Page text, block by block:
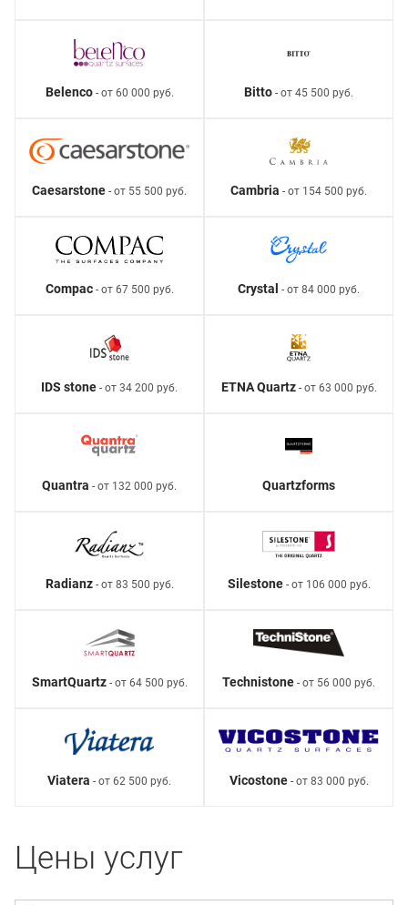
Belenco- от 60 000 руб. Bitto - от 45 500 руб.
Caesarstone - от 55 500 руб. Cambria - от 154 500 руб.
Compac- от 67 500 руб. Crystal - от 84 000 руб.
IDS stone - от 34 200 руб. ETNA Quartz- от 63 000 руб.
Quantra - от 132 000 руб. Quartzforms
Radianz- от 83 500 руб. Silestone- от 106 000 руб.
SmartQuartz- от 64 500 руб. Technistone - от 56 000 руб.
Viatera - от 62 500 руб. Vicostone- от 83 000 руб.
Цены услуг